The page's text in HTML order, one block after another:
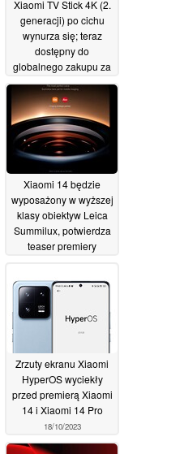
Xiaomi TV Stick 4K (2.
generacji) po cichu
wynurza się; teraz
dostępny do
globalnego zakupu za
pośrednictwem importu
w cenie ~ 45 USD
29/06/2025
Xiaomi 14 będzie
wyposażony w wyższej
klasy obiektyw Leica
Summilux, potwierdza
teaser premiery
Zrzuty ekranu Xiaomi
HyperOS wyciekły
przed premierą Xiaomi
14 i Xiaomi 14 Pro
18/10/2023